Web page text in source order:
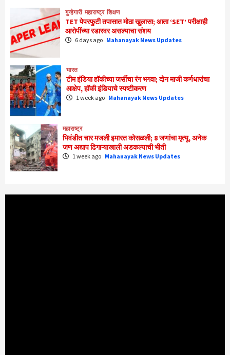
गुन्हेगारी महाराष्ट्र शिक्षण
TET पेपरफुटी तपासात मोठा खुलासा; आता ‘SET’ परीक्षाही
आरोपींच्या रडारवर असल्याचा संशय
6 days ago Mahanayak News Updates
भारत
टीम इंडिया हॉकीच्या जर्सीचा रंग भगवा; दोन माजी कर्णधारांचा
आक्षेप, हॉकी इंडियाचे स्पष्टीकरण
1 week ago Mahanayak News Updates
महाराष्ट्र
भिवंडीत चार मजली इमारत कोसळली; 8 जणांचा मृत्यू, अनेक
जण अद्याप ढिगाऱ्याखाली अडकल्याची भीती
1 week ago Mahanayak News Updates